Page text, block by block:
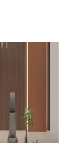
một môi